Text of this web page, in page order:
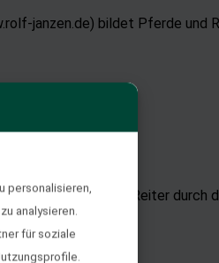
janzen.de) bildet Pferde und
für den Reiter durch
personalisieren,
analysieren.
für soziale